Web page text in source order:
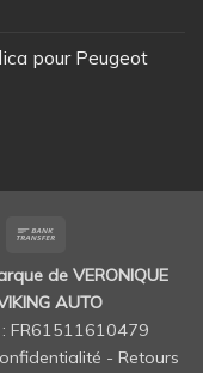
pour Peugeot
MasterCard
de VERONIQUE
AUTO
FR61511610479
- Retours